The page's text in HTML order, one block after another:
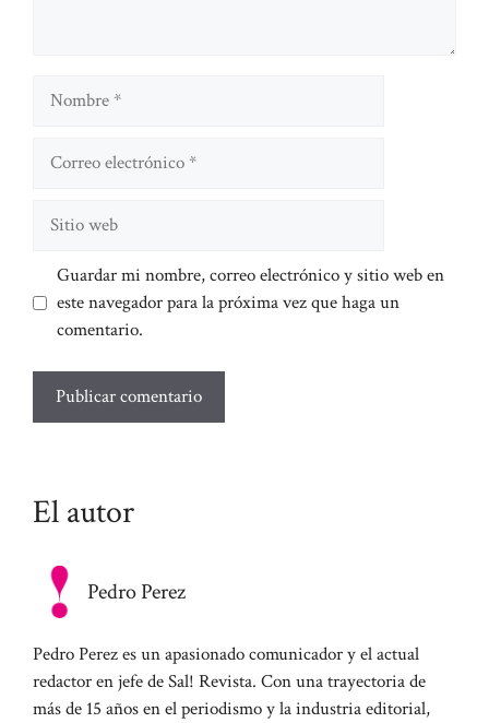
Nombre
electrónico
web
Guardar mi nombre, correo electrónico y sitio web en
este navegador para la próxima vez que haga un
comentario.
El autor
Pedro Perez
Pedro Perez es un apasionado comunicador y el actual
redactor en jefe de Sal! Revista. Con una trayectoria de
más de 15 años en el periodismo y la industria editorial,